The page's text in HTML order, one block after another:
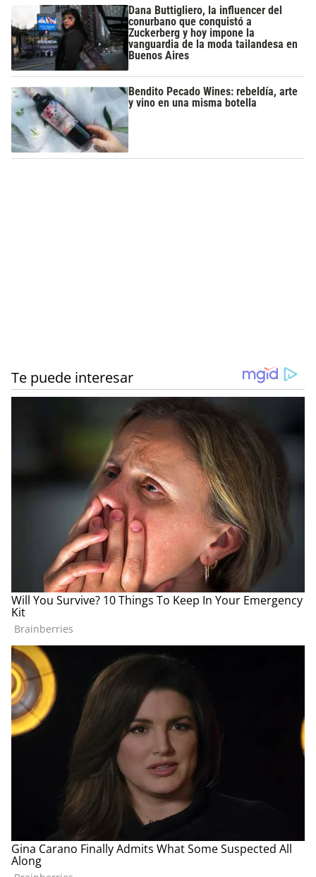
Dana Buttigliero, la influencer del
conurbano que conquistó a
Zuckerberg y hoy impone la
vanguardia de la moda tailandesa en
Buenos Aires
Bendito Pecado Wines: rebeldía, arte
y vino en una misma botella